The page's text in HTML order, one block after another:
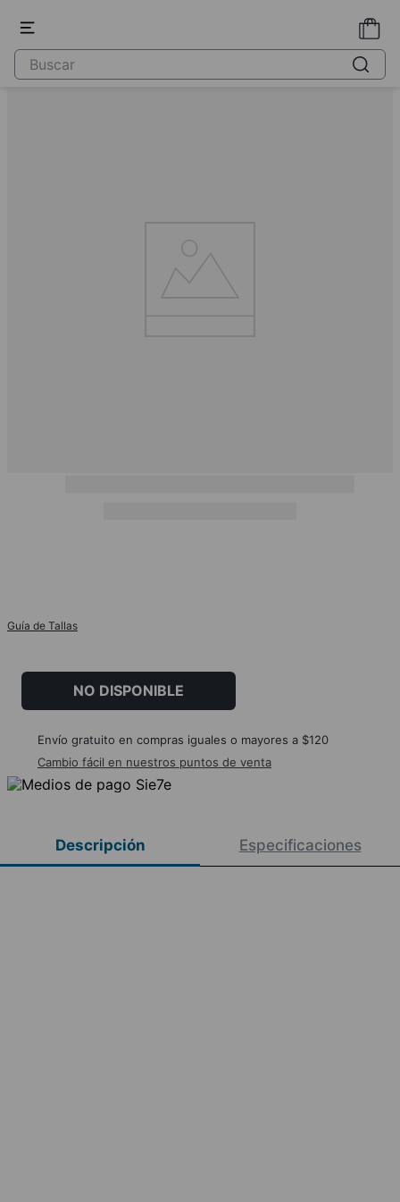
Guía de Tallas
NO DISPONIBLE
Envío gratuito en compras iguales o mayores a $120
Cambio fácil en nuestros puntos de venta
Descripción Especificaciones